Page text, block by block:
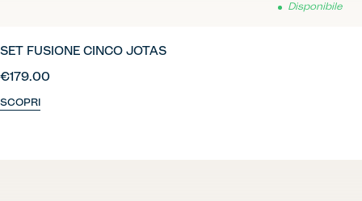
Disponibile
SET FUSIONE CINCO JOTAS
€179.00
SCOPRI